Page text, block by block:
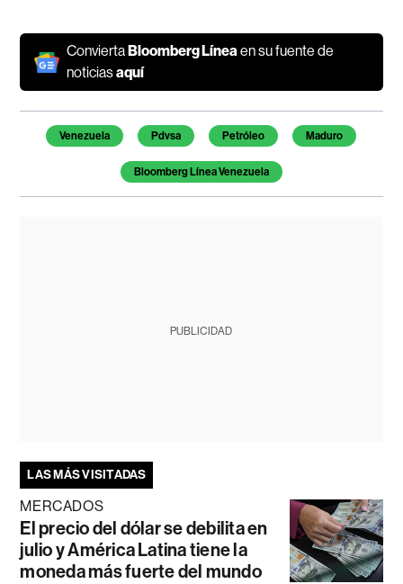
Convierta Bloomberg Líneaen su fuente de
noticiasaquí
Temas de este artículo
Venezuela Pdvsa Petróleo Maduro
Bloomberg Línea Venezuela
PUBLICIDAD
LAS MÁS VISITADAS
MERCADOS
El precio del dólar se debilita en
julio y América Latina tiene la
moneda más fuerte del mundo